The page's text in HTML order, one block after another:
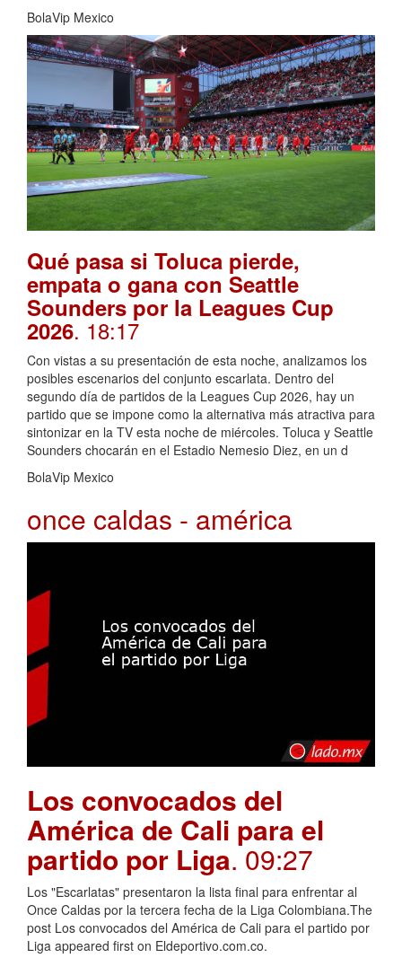
BolaVip Mexico
Qué pasa si Toluca pierde,
empata o gana con Seattle
Sounders por la Leagues Cup
2026. 18:17
Con vistas a su presentación de esta noche, analizamos los
posibles escenarios del conjunto escarlata. Dentro del
segundo día de partidos de la Leagues Cup 2026, hay un
partido que se impone como la alternativa más atractiva para
sintonizar en la TV esta noche de miércoles. Toluca y Seattle
Sounders chocarán en el Estadio Nemesio Diez, en un d
BolaVip Mexico
once caldas - américa
Los convocados del
América de Cali para el
partido por Liga. 09:27
Los "Escarlatas" presentaron la lista final para enfrentar al
Once Caldas por la tercera fecha de la Liga Colombiana.The
post Los convocados del América de Cali para el partido por
Liga appeared first on Eldeportivo.com.co.